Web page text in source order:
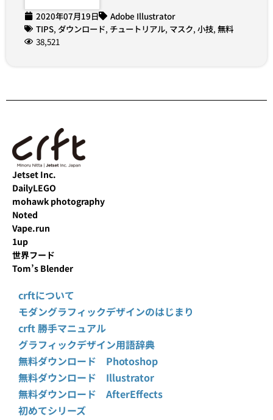
2020年07月19日
Adobe Illustrator
TIPS, ダウンロード, チュートリアル, マスク, 小技, 無料
38,521
Jetset Inc.
DailyLEGO
mohawk photography
Noted
Vape.run
1up
世界フード
Tom’s Blender
crftについて
モダングラフィックデザインのはじまり
crft 勝手マニュアル
グラフィックデザイン用語辞典
無料ダウンロード Photoshop
無料ダウンロード Illustrator
無料ダウンロード AfterEffects
初めてシリーズ